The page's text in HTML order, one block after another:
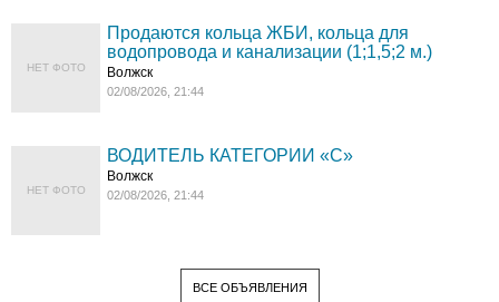
НЕТ ФОТО
Продаются кольца ЖБИ, кольца для
водопровода и канализации (1;1,5;2 м.)
Волжск
02/08/2026, 21:44
НЕТ ФОТО
ВОДИТЕЛЬ КАТЕГОРИИ «C»
Волжск
02/08/2026, 21:44
ВСЕ ОБЪЯВЛЕНИЯ